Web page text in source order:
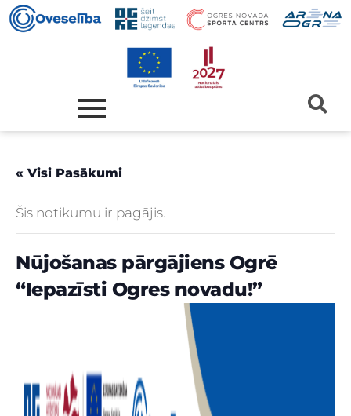
« Visi Pasākumi
Šis notikumu ir pagājis.
Nūjošanas pārgājiens Ogrē
“Iepazīsti Ogres novadu!”